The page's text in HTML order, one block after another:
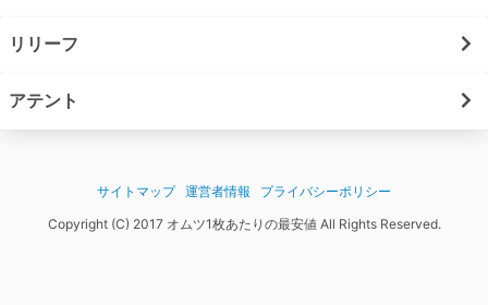
リリーフ
アテント
サイトマップ 運営者情報
プライバシーポリシー
Copyright (C) 2017 オムツ1枚あたりの最安値 All Rights Reserved.